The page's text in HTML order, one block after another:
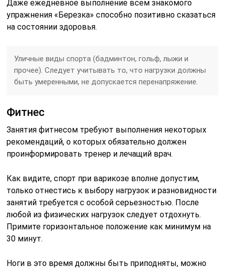
Даже ежедневное выполнение всем знакомого
упражнения «Березка» способно позитивно сказаться
на состоянии здоровья.
Уличные виды спорта (бадминтон, гольф, лыжи и
прочее). Следует учитывать то, что нагрузки должны
быть умеренными, не допускается перенапряжение.
Фитнес
Занятия фитнесом требуют выполнения некоторых
рекомендаций, о которых обязательно должен
проинформировать тренер и лечащий врач.
Как видите, спорт при варикозе вполне допустим,
только отнестись к выбору нагрузок и разновидности
занятий требуется с особой серьезностью. После
любой из физических нагрузок следует отдохнуть.
Примите горизонтальное положение как минимум на
30 минут.
Ноги в это время должны быть приподняты, можно